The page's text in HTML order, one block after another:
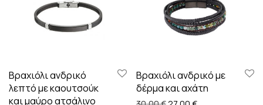
Βραχιόλι ανδρικό
λεπτό με καουτσούκ
και μαύρο ατσάλινο
Βραχιόλι ανδρικό με
δέρμα και αχάτη